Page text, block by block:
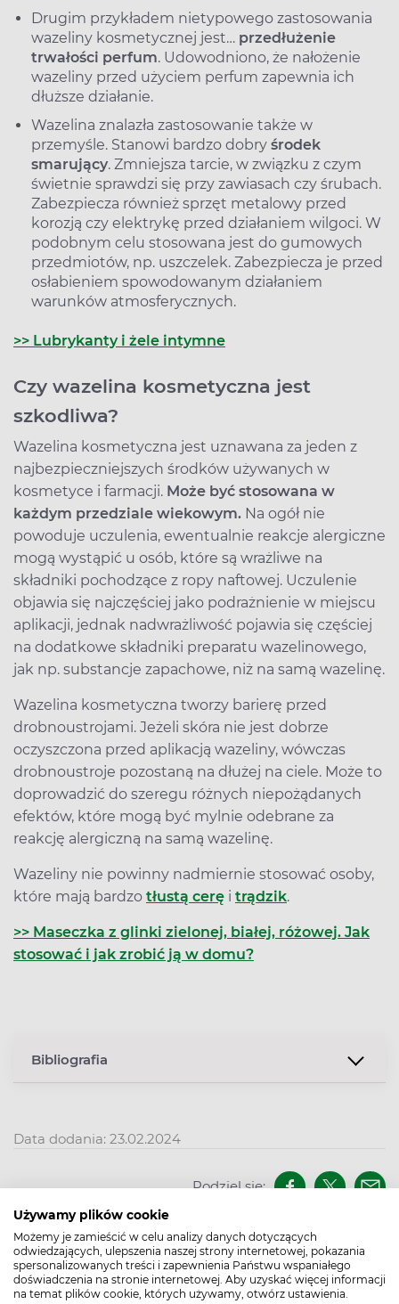
Używamy plików cookie
Możemy je zamieścić w celu analizy danych dotyczących
odwiedzających, ulepszenia naszej strony internetowej, pokazania
spersonalizowanych treści i zapewnienia Państwu wspaniałego
doświadczenia na stronie internetowej. Aby uzyskać więcej informacji
na temat plików cookie, których używamy, otwórz ustawienia.
Drugim przykładem nietypowego zastosowania
wazeliny kosmetycznej jest… przedłużenie
trwałości perfum. Udowodniono, że nałożenie
wazeliny przed użyciem perfum zapewnia ich
dłuższe działanie.
Wazelina znalazła zastosowanie także w
przemyśle. Stanowi bardzo dobry środek
smarujący. Zmniejsza tarcie, w związku z czym
świetnie sprawdzi się przy zawiasach czy śrubach.
Zabezpiecza również sprzęt metalowy przed
korozją czy elektrykę przed działaniem wilgoci. W
podobnym celu stosowana jest do gumowych
przedmiotów, np. uszczelek. Zabezpiecza je przed
osłabieniem spowodowanym działaniem
warunków atmosferycznych.
>> Lubrykanty i żele intymne
Czy wazelina kosmetyczna jest
szkodliwa?
Wazelina kosmetyczna jest uznawana za jeden z
najbezpieczniejszych środków używanych w
kosmetyce i farmacji. Może być stosowana w
każdym przedziale wiekowym. Na ogół nie
powoduje uczulenia, ewentualnie reakcje alergiczne
mogą wystąpić u osób, które są wrażliwe na
składniki pochodzące z ropy naftowej. Uczulenie
objawia się najczęściej jako podrażnienie w miejscu
aplikacji, jednak nadwrażliwość pojawia się częściej
na dodatkowe składniki preparatu wazelinowego,
jak np. substancje zapachowe, niż na samą wazelinę.
Wazelina kosmetyczna tworzy barierę przed
drobnoustrojami. Jeżeli skóra nie jest dobrze
oczyszczona przed aplikacją wazeliny, wówczas
drobnoustroje pozostaną na dłużej na ciele. Może to
doprowadzić do szeregu różnych niepożądanych
efektów, które mogą być mylnie odebrane za
reakcję alergiczną na samą wazelinę.
Wazeliny nie powinny nadmiernie stosować osoby,
które mają bardzo tłustą cerę i trądzik.
>> Maseczka z glinki zielonej, białej, różowej. Jak
stosować i jak zrobić ją w domu?
Bibliografia
Data dodania: 23.02.2024
Podziel się:
Poznaj naszego eksperta